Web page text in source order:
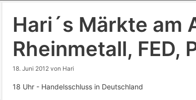
Hari´s Märkte am
Rheinmetall, FED,
18. Juni 2012 von Hari
18 Uhr - Handelsschluss in Deutschland